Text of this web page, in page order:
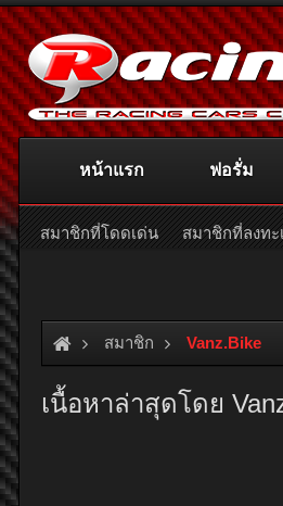
สมาชิก Vanz.Bike
เนื้อหาล่าสุดโดย
หน้าแรก ฟอรั่ม
สมาชิกที่โดดเด่น สมาชิกที่ลงทะ